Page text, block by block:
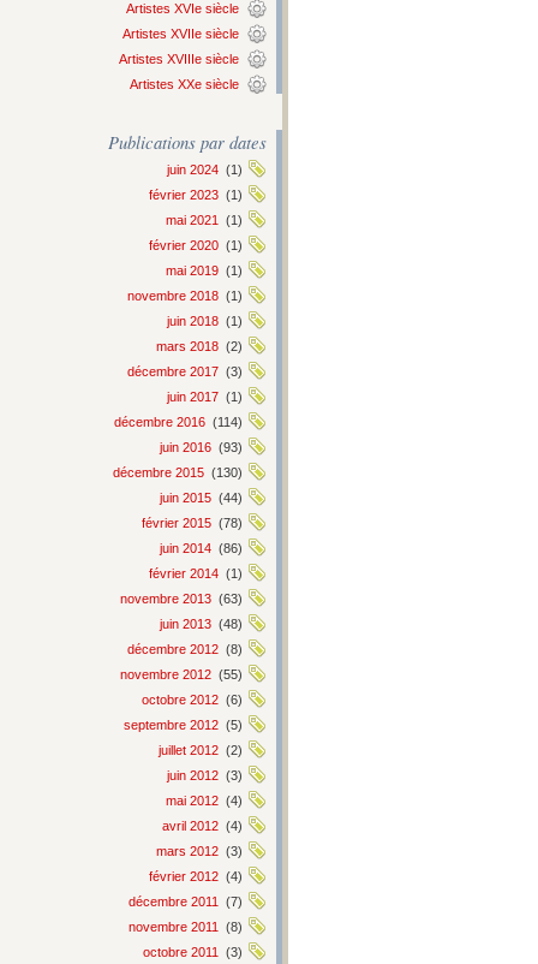
Artistes XVIe siècle
Artistes XVIIe siècle
Artistes XVIIIe siècle
Artistes XXe siècle
Publications par dates
juin 2024 (1)
février 2023 (1)
mai 2021
(1)
février 2020 (1)
mai 2019 (1)
novembre 2018 (1)
juin 2018 (1)
mars 2018 (2)
décembre 2017 (3)
juin 2017 (1)
décembre 2016 (114)
juin 2016 (93)
décembre 2015 (130)
juin 2015 (44)
février 2015 (78)
juin 2014 (86)
février 2014 (1)
novembre 2013 (63)
juin 2013 (48)
décembre 2012 (8)
novembre 2012 (55)
octobre 2012 (6)
septembre 2012 (5)
juillet 2012 (2)
juin 2012 (3)
mai 2012 (4)
avril 2012 (4)
mars 2012 (3)
février 2012 (4)
décembre 2011
(7)
novembre 2011
(8)
octobre 2011
(3)